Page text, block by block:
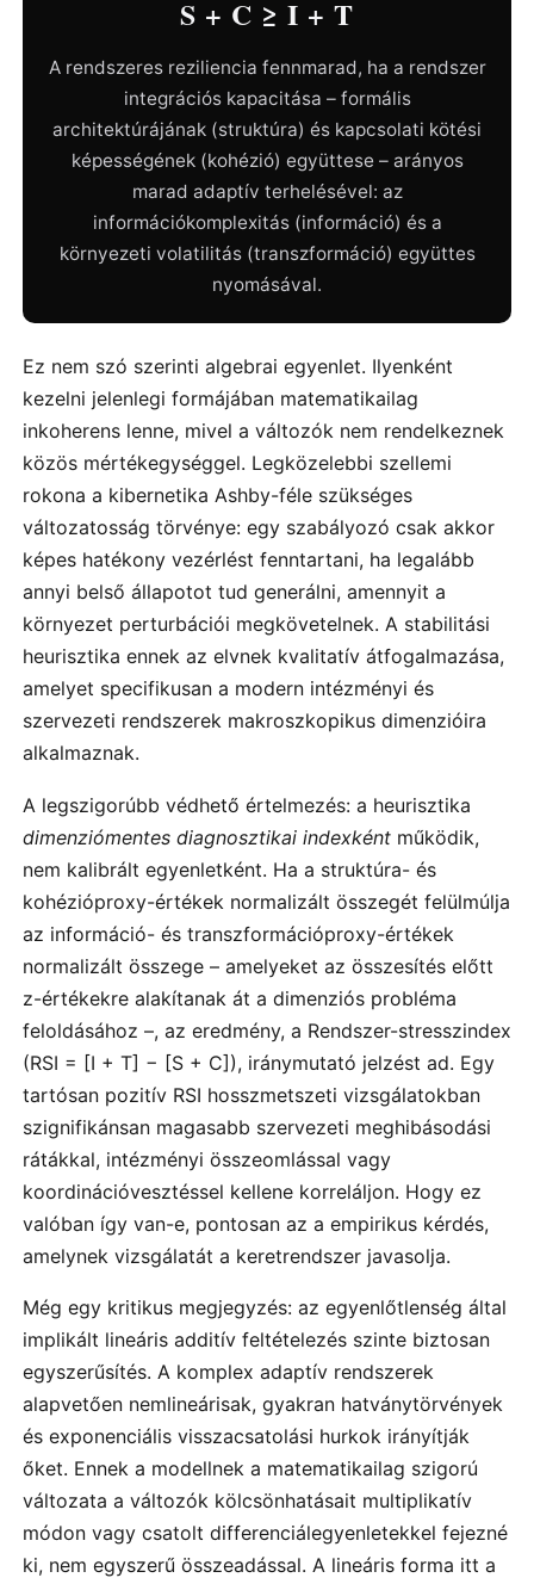
S + C ≥ I + T
A rendszeres reziliencia fennmarad, ha a rendszer
integrációs kapacitása – formális
architektúrájának (struktúra) és kapcsolati kötési
képességének (kohézió) együttese – arányos
marad adaptív terhelésével: az
információkomplexitás (információ) és a
környezeti volatilitás (transzformáció) együttes
nyomásával.
Ez nem szó szerinti algebrai egyenlet. Ilyenként
kezelni jelenlegi formájában matematikailag
inkoherens lenne, mivel a változók nem rendelkeznek
közös mértékegységgel. Legközelebbi szellemi
rokona a kibernetika Ashby-féle szükséges
változatosság törvénye: egy szabályozó csak akkor
képes hatékony vezérlést fenntartani, ha legalább
annyi belső állapotot tud generálni, amennyit a
környezet perturbációi megkövetelnek. A stabilitási
heurisztika ennek az elvnek kvalitatív átfogalmazása,
amelyet specifikusan a modern intézményi és
szervezeti rendszerek makroszkopikus dimenzióira
alkalmaznak.
A legszigorúbb védhető értelmezés: a heurisztika
dimenziómentes diagnosztikai indexként működik,
nem kalibrált egyenletként. Ha a struktúra- és
kohézióproxy-értékek normalizált összegét felülmúlja
az információ- és transzformációproxy-értékek
normalizált összege – amelyeket az összesítés előtt
z-értékekre alakítanak át a dimenziós probléma
feloldásához –, az eredmény, a Rendszer-stresszindex
(RSI = [I + T] − [S + C]), iránymutató jelzést ad. Egy
tartósan pozitív RSI hosszmetszeti vizsgálatokban
szignifikánsan magasabb szervezeti meghibásodási
rátákkal, intézményi összeomlással vagy
koordinációvesztéssel kellene korreláljon. Hogy ez
valóban így van-e, pontosan az a empirikus kérdés,
amelynek vizsgálatát a keretrendszer javasolja.
Még egy kritikus megjegyzés: az egyenlőtlenség által
implikált lineáris additív feltételezés szinte biztosan
egyszerűsítés. A komplex adaptív rendszerek
alapvetően nemlineárisak, gyakran hatványtörvények
és exponenciális visszacsatolási hurkok irányítják
őket. Ennek a modellnek a matematikailag szigorú
változata a változók kölcsönhatásait multiplikatív
módon vagy csatolt differenciálegyenletekkel fejezné
ki, nem egyszerű összeadással. A lineáris forma itt a